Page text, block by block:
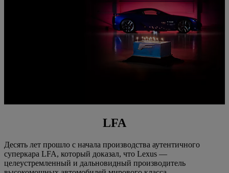
LFA
Десять лет прошло с начала производства аутентичного
суперкара LFA, который доказал, что Lexus —
целеустремленный и дальновидный производитель